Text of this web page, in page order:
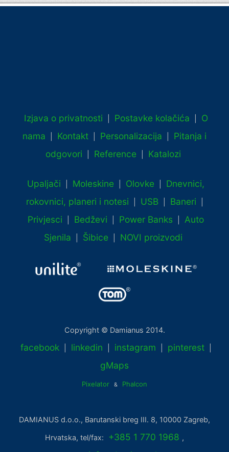
Izjava o privatnosti Postavke kolačića
O
nama
Kontakt Personalizacija
Pitanja i
odgovori
Reference Katalozi
Upaljači Moleskine Olovke
Dnevnici,
rokovnici, planeri i notesi
USB Baneri
Privjesci Bedževi Power Banks
Auto
Sjenila
Šibice NOVI proizvodi
Copyright © Damianus 2014.
facebook linkedin instagram pinterest
gMaps
Pixelator & Phalcon
DAMIANUS d.o.o., Barutanski breg III. 8, 10000 Zagreb,
Hrvatska, tel/fax: +385 1 770 1968 ,